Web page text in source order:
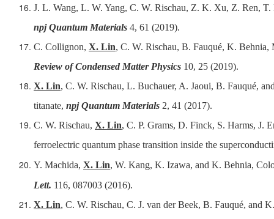
J. L. Wang, L. W. Yang, C. W. Rischau, Z. K. Xu, Z. Ren,
npj Quantum Materials 4, 61 (2019).
C. Collignon, X. Lin, C. W. Rischau, B. Fauqué, K. Behnia,
Review of Condensed Matter Physics 10, 25 (2019).
X. Lin, C. W. Rischau, L. Buchauer, A. Jaoui, B. Fauqué,
titanate, npj Quantum Materials 2, 41 (2017).
C. W. Rischau, X. Lin, C. P. Grams, D. Finck, S. Harms, J.
ferroelectric quantum phase transition inside the
Y. Machida, X. Lin, W. Kang, K. Izawa, and K. Behnia,
Lett. 116, 087003 (2016).
X. Lin, C. W. Rischau, C. J. van der Beek, B. Fauqué, and